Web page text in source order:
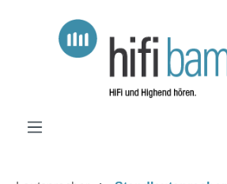
Zum Hauptinhalt springen